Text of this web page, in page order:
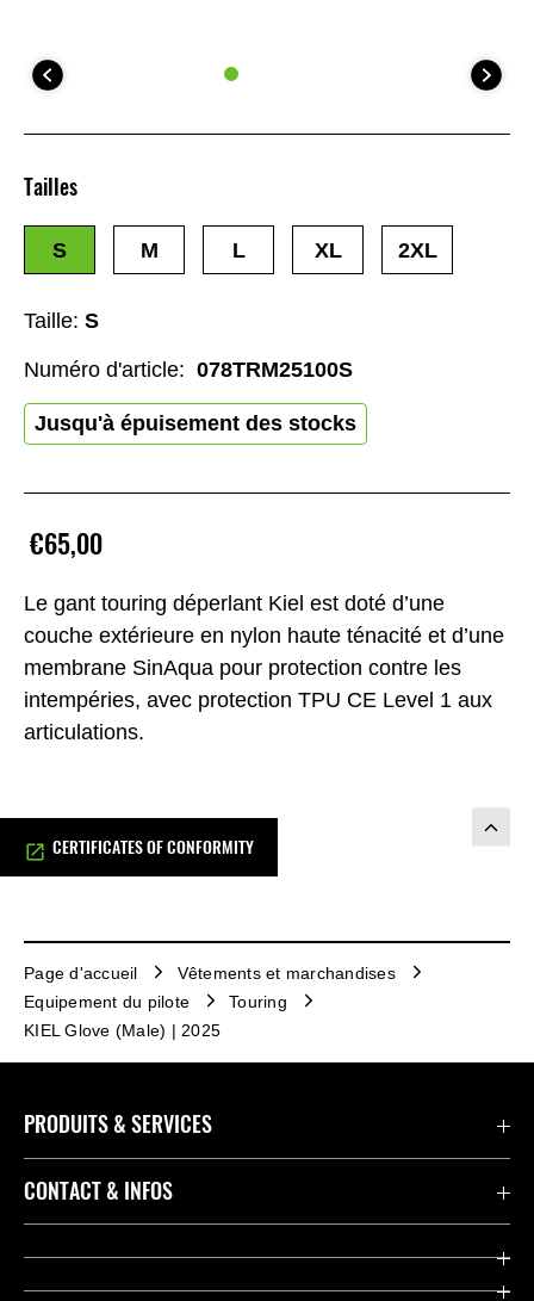
Le gant touring déperlant Kiel est doté d’une
couche extérieure en nylon haute ténacité et d’une
membrane SinAqua pour protection contre les
intempéries, avec protection TPU CE Level 1 aux
articulations.
€65,00
Taille: S
Jusqu'à épuisement des stocks
Tailles
S M L XL 2XL
Numéro d'article: 078TRM25100S
CERTIFICATES OF CONFORMITY
Page d'accueil
Vêtements et marchandises
Equipement du pilote
Touring
KIEL Glove (Male) | 2025
PRODUITS & SERVICES
Accessoires & Pièces
CONTACT & INFOS
Contact